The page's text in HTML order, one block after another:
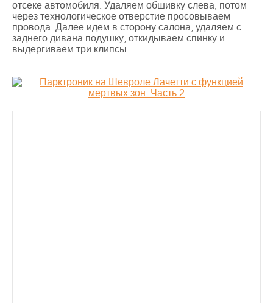
отсеке автомобиля. Удаляем обшивку слева, потом
через технологическое отверстие просовываем
провода. Далее идем в сторону салона, удаляем с
заднего дивана подушку, откидываем спинку и
выдергиваем три клипсы.